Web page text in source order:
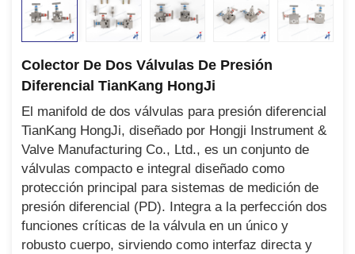
Colector De Dos Válvulas De Presión
Diferencial TianKang HongJi
El manifold de dos válvulas para presión diferencial
TianKang HongJi, diseñado por Hongji Instrument &
Valve Manufacturing Co., Ltd., es un conjunto de
válvulas compacto e integral diseñado como
protección principal para sistemas de medición de
presión diferencial (PD). Integra a la perfección dos
funciones críticas de la válvula en un único y
robusto cuerpo, sirviendo como interfaz directa y